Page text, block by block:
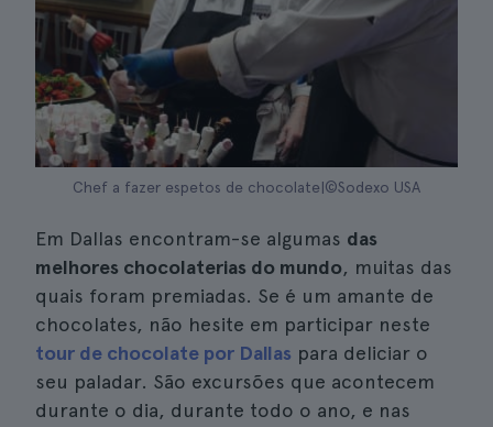
Chef a fazer espetos de chocolate|©Sodexo USA
Em Dallas encontram-se algumas das
melhores chocolaterias do mundo, muitas das
quais foram premiadas. Se é um amante de
chocolates, não hesite em participar neste
tour de chocolate por Dallas para deliciar o
seu paladar. São excursões que acontecem
durante o dia, durante todo o ano, e nas